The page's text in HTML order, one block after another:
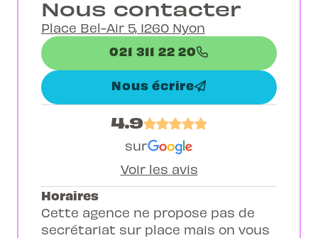
Nous contacter
Place Bel-Air 5, 1260 Nyon
021 311 22 20
Nous écrire
4.9
sur
Voir les avis
Horaires
Cette agence ne propose pas de
secrétariat sur place mais on vous